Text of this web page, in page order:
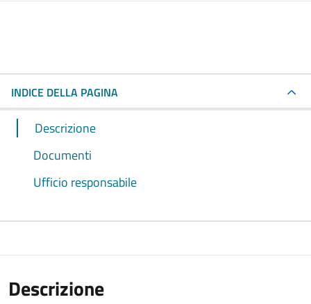
INDICE DELLA PAGINA
Descrizione
Documenti
Ufficio responsabile
Descrizione